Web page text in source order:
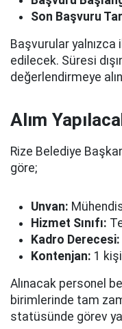
Son Başvuru
Başvurular
edilecek. Süresi
değerlendirmeye
Alım
Rize Belediye
göre;
Unvan:
Hizmet Sınıfı:
Kadro Derecesi:
Kontenjan: 1 kişi
Alınacak personel
birimlerinde tam
statüsünde görev